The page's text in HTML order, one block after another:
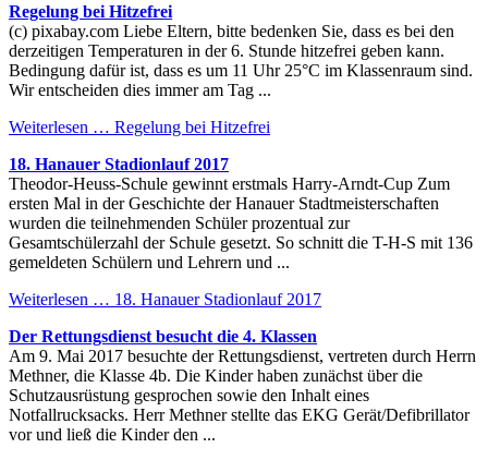
Regelung bei Hitzefrei
(c) pixabay.com Liebe Eltern, bitte bedenken Sie, dass es bei den
derzeitigen Temperaturen in der 6. Stunde hitzefrei geben kann.
Bedingung dafür ist, dass es um 11 Uhr 25°C im Klassenraum sind.
Wir entscheiden dies immer am Tag ...
Weiterlesen … Regelung bei Hitzefrei
18. Hanauer Stadionlauf 2017
Theodor-Heuss-Schule gewinnt erstmals Harry-Arndt-Cup Zum
ersten Mal in der Geschichte der Hanauer Stadtmeisterschaften
wurden die teilnehmenden Schüler prozentual zur
Gesamtschülerzahl der Schule gesetzt. So schnitt die T-H-S mit 136
gemeldeten Schülern und Lehrern und ...
Weiterlesen … 18. Hanauer Stadionlauf 2017
Der Rettungsdienst besucht die 4. Klassen
Am 9. Mai 2017 besuchte der Rettungsdienst, vertreten durch Herrn
Methner, die Klasse 4b. Die Kinder haben zunächst über die
Schutzausrüstung gesprochen sowie den Inhalt eines
Notfallrucksacks. Herr Methner stellte das EKG Gerät/Defibrillator
vor und ließ die Kinder den ...